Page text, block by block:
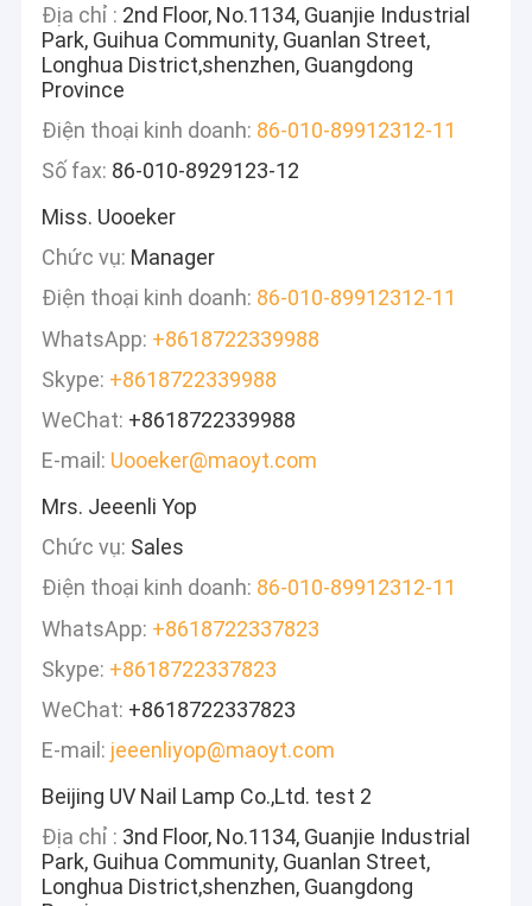
Địa chỉ : 2nd Floor, No.1134, Guanjie Industrial
Park, Guihua Community, Guanlan Street,
Longhua District,shenzhen, Guangdong
Province
Điện thoại kinh doanh: 86-010-89912312-11
Số fax: 86-010-8929123-12
Miss. Uooeker
Chức vụ: Manager
Điện thoại kinh doanh: 86-010-89912312-11
WhatsApp: +8618722339988
Skype: +8618722339988
WeChat: +8618722339988
E-mail: Uooeker@maoyt.com
Mrs. Jeeenli Yop
Chức vụ: Sales
Điện thoại kinh doanh: 86-010-89912312-11
WhatsApp: +8618722337823
Skype: +8618722337823
WeChat: +8618722337823
E-mail: jeeenliyop@maoyt.com
Beijing UV Nail Lamp Co.,Ltd. test 2
Địa chỉ : 3nd Floor, No.1134, Guanjie Industrial
Park, Guihua Community, Guanlan Street,
Longhua District,shenzhen, Guangdong